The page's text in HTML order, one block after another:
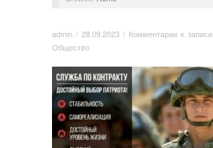
admin / 28.09.2023 / Комментарии к записи
Общество